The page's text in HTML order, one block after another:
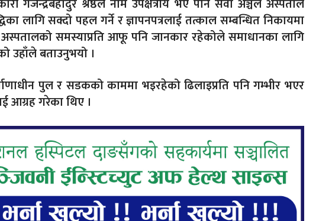
गजेन्द्रबहादुर श्रेष्ठले नाम उपक्षेत्रीय भए पनि सेवा अञ्चल अस्पताल
लागि सक्दो पहल गर्ने र ज्ञापनपत्रलाई तत्काल सम्बन्धित निकायमा
अस्पतालको समस्याप्रति आफू पनि जानकार रहेकोले समाधानका लागि
बताउनुभयो ।
पुल र सडकको काममा भइरहेको ढिलाइप्रति पनि गम्भीर भएर
आग्रह गरेका थिए ।